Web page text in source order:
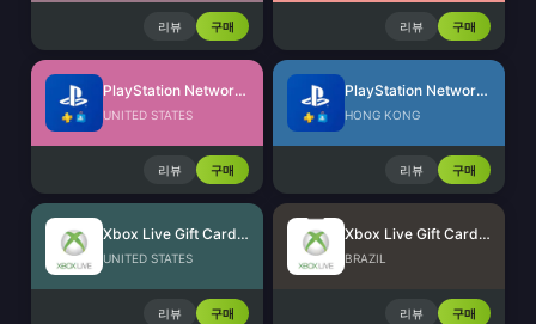
리뷰 구매 리뷰 구매
PlayStation Network Card (US)
UNITED STATES
리뷰 구매
PlayStation Network Card (HK)
HONG KONG
리뷰 구매
Xbox Live Gift Card (US)
UNITED STATES
리뷰 구매
Xbox Live Gift Card (BR)
BRAZIL
리뷰 구매